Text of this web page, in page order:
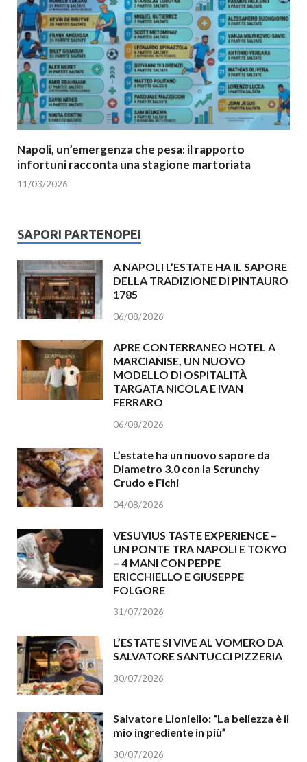
Napoli, un’emergenza che pesa: il rapporto
infortuni racconta una stagione martoriata
11/03/2026
SAPORI PARTENOPEI
A NAPOLI L’ESTATE HA IL SAPORE
DELLA TRADIZIONE DI PINTAURO
1785
06/08/2026
APRE CONTERRANEO HOTEL A
MARCIANISE, UN NUOVO
MODELLO DI OSPITALITÀ
TARGATA NICOLA E IVAN
FERRARO
06/08/2026
L’estate ha un nuovo sapore da
Diametro 3.0 con la Scrunchy
Crudo e Fichi
04/08/2026
VESUVIUS TASTE EXPERIENCE –
UN PONTE TRA NAPOLI E TOKYO
– 4 MANI CON PEPPE
ERICCHIELLO E GIUSEPPE
FOLGORE
31/07/2026
L’ESTATE SI VIVE AL VOMERO DA
SALVATORE SANTUCCI PIZZERIA
30/07/2026
Salvatore Lioniello: “La bellezza è il
mio ingrediente in più”
30/07/2026